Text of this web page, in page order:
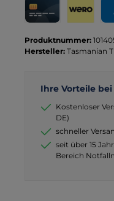
Produktnummer:
Hersteller: Tasmanian
Ihre Vorteile bei
Kostenloser
DE)
schneller
seit über 15
Bereich